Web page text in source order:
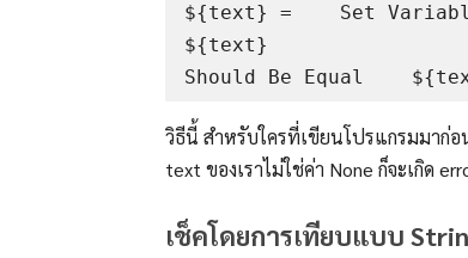
${text} =    Set
${text}
วิธีนี้ สำหรับใครที่เขียนโปรแกรมมาก่
text ของเราไม่ใช่ค่า None ก็จะเกิด
เช็คโดยการเทียบแบบ